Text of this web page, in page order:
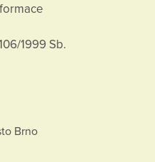
1999 Sb.
Brno